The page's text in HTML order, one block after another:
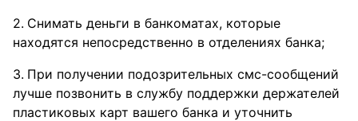
Снимать деньги в банкоматах, которые
находятся непосредственно в отделениях банка;
При получении подозрительных смс-сообщений
лучше позвонить в службу поддержки держателей
пластиковых карт вашего банка и уточнить